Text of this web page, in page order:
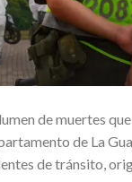
de muertes
de La
de tránsito,